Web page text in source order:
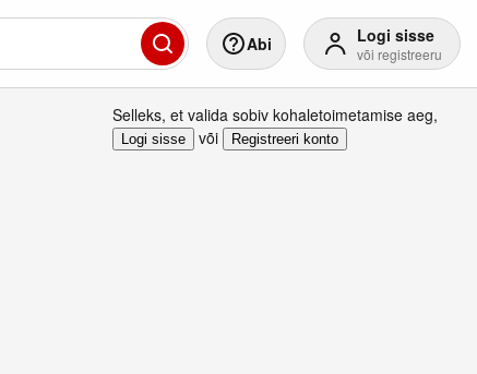
Abi Logi sisse
või registreeru
Selleks, et valida sobiv kohaletoimetamise aeg,
Logi sisse või Registreeri konto